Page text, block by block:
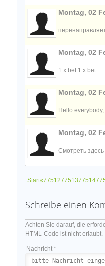
Montag, 02
Montag, 02
1 x bet 1 x bet .
Montag, 02
Hello
Montag, 02
Смотреть
Start«775127751377514
Schreibe einen
Achten Sie darauf, die
HTML-Code ist nicht erlaubt.
Nachricht *